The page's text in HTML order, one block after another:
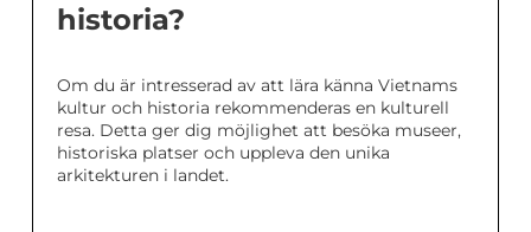
historia?
Om du är intresserad av att lära känna Vietnams
kultur och historia rekommenderas en kulturell
resa. Detta ger dig möjlighet att besöka museer,
historiska platser och uppleva den unika
arkitekturen i landet.